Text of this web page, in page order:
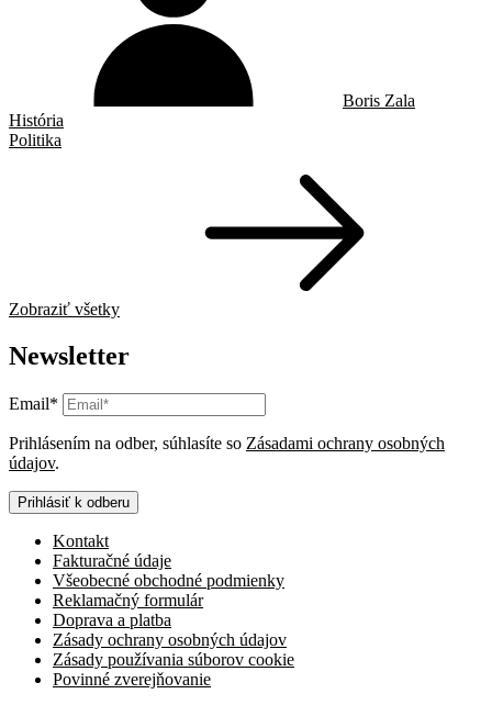
Boris Zala
História
Politika
Zobraziť všetky
Newsletter
Email*
Prihlásením na odber, súhlasíte so Zásadami ochrany osobných
údajov.
Prihlásiť k odberu
Kontakt
Fakturačné údaje
Všeobecné obchodné podmienky
Reklamačný formulár
Doprava a platba
Zásady ochrany osobných údajov
Zásady používania súborov cookie
Povinné zverejňovanie